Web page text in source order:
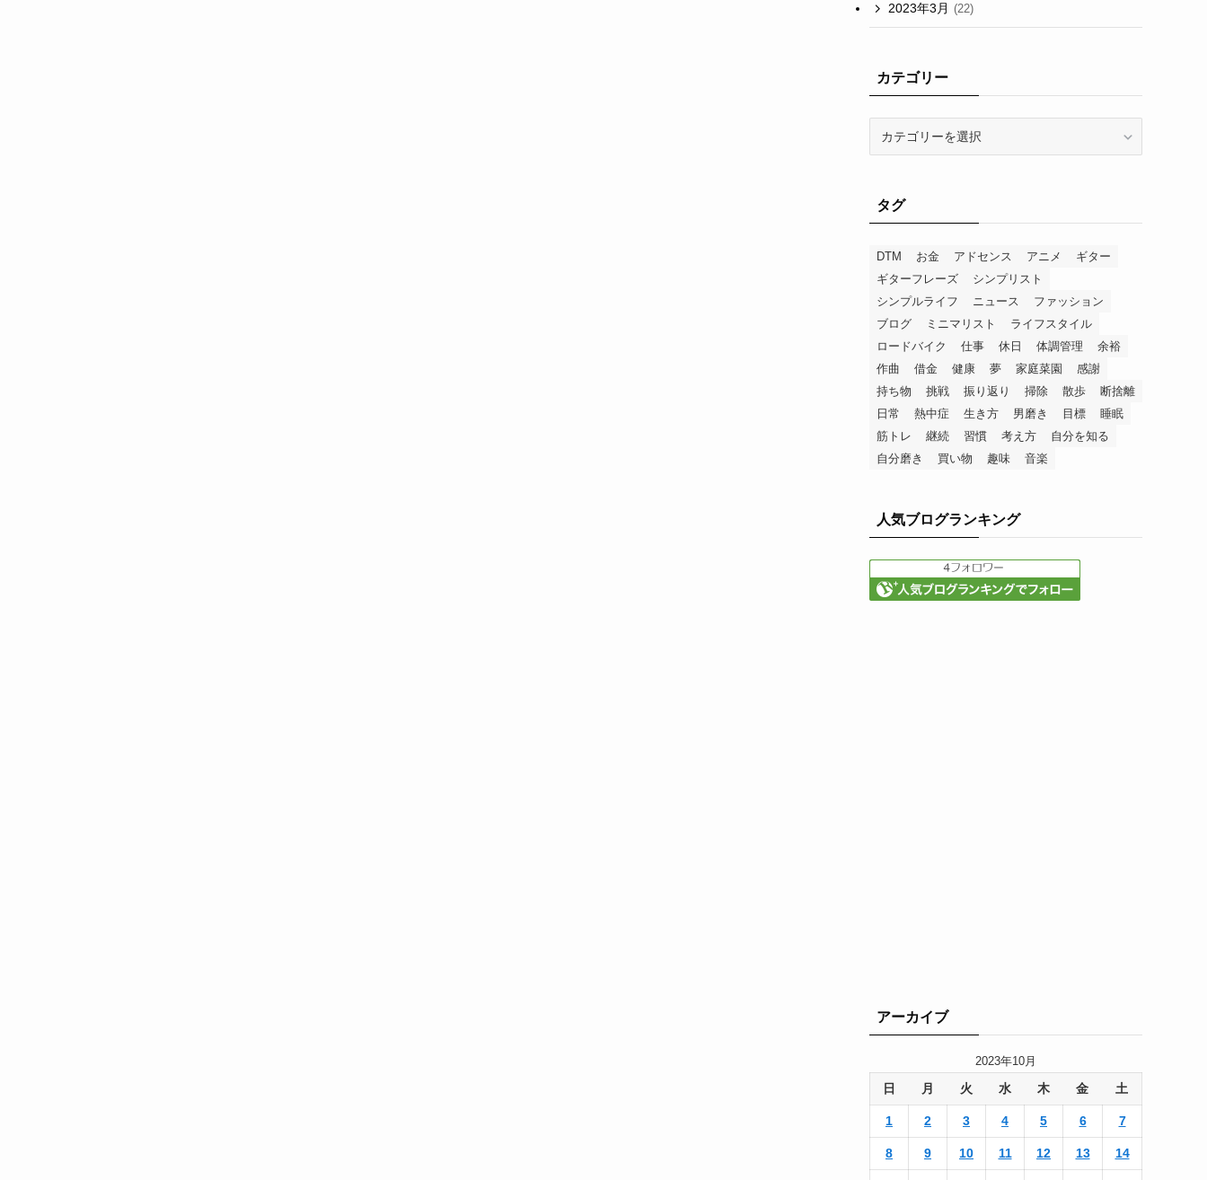
2023年3月 (22)
カテゴリー
ータグ
DTM お金 アドセンス アニメ
ギター
ギターフレーズ
シンプリスト
シンプルライフ
ニュース
ファッション
ブログ
ミニマリスト
ライフスタイル
ロードバイク
仕事 休日 体調管理
余裕
作曲
借金 健康 夢 家庭菜園
感謝
持ち物
挑戦 振り返り 掃除 散歩
断捨離
日常
熱中症 生き方 男磨き 目標
睡眠
筋トレ
継続 習慣 考え方
自分を知る
自分磨き
買い物 趣味 音楽
人気ブログランキング
アーカイブ
2023年10月
日 月 火 水 木 金 土
1 2 3 4 5 6 7
8 9 10 11 12 13 14